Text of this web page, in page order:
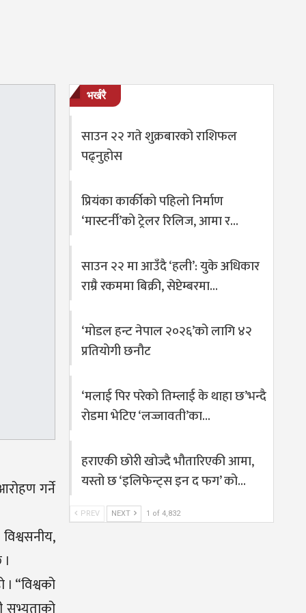
गर्ने
“विश्वको
भर्खरै
साउन २२ गते शुक्रबारको राशिफल
पढ्नुहोस
प्रियंका कार्कीको पहिलो निर्माण
‘मास्टर्नी’को ट्रेलर रिलिज, आमा र…
साउन २२ मा आउँदै ‘हली’: युके अधिकार
राम्रै रकममा बिक्री, सेप्टेम्बरमा…
‘मोडल हन्ट नेपाल २०२६’को लागि ४२
प्रतियोगी छनौट
‘मलाई पिर परेको तिम्लाई के थाहा छ’भन्दै
रोडमा भेटिए ‘लज्जावती’का…
हराएकी छोरी खोज्दै भौतारिएकी आमा,
यस्तो छ ‘इलिफेन्ट्स इन द फग’ को…
PREV NEXT 1 of 4,832